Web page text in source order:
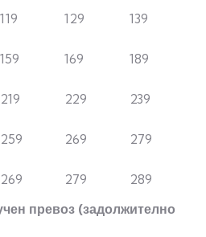
119 129
139
159 169
189
219 229
239
259 269
279
269 279
289
превоз (задолжително